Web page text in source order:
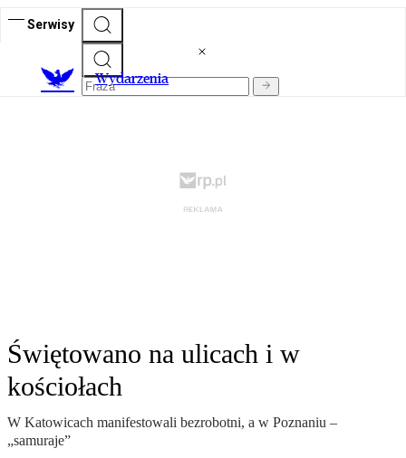
Serwisy
Wydarzenia
Świętowano na ulicach i w
kościołach
W Katowicach manifestowali bezrobotni, a w Poznaniu –
„samuraje”